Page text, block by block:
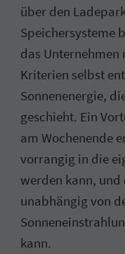
über den
Speichersysteme
das
Kriterien selbst
Sonnenenergie,
geschieht. Ein
am Wochenende
vorrangig in die
werden kann,
unabhängig von
kann.